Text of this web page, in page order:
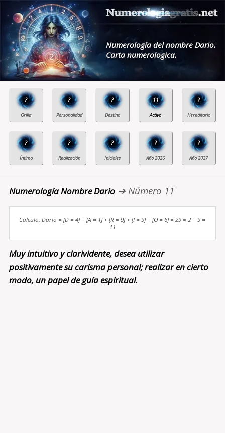
Numerología del nombre Dario.
Carta numerologica.
? ? ? 11 ?
? ? ? ? ?
Numerología Nombre Dario➔ Número 11
Cálculo: Dario = [D = 4] + [A = 1] + [R = 9] + [I = 9] + [O = 6] = 29 = 2 + 9 =
11
Muy intuitivo y clarividente, desea utilizar
positivamente su carisma personal; realizar en cierto
modo, un papel de guía espiritual.